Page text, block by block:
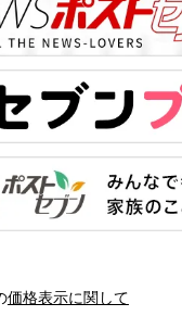
価格表示に関して